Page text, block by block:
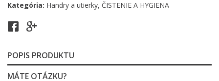
Kategória: Handry a utierky, ČISTENIE A HYGIENA
POPIS PRODUKTU
MÁTE OTÁZKU?